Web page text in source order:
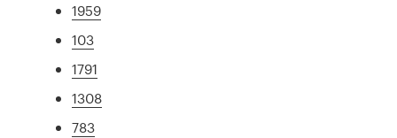
1959
103
1791
1308
783